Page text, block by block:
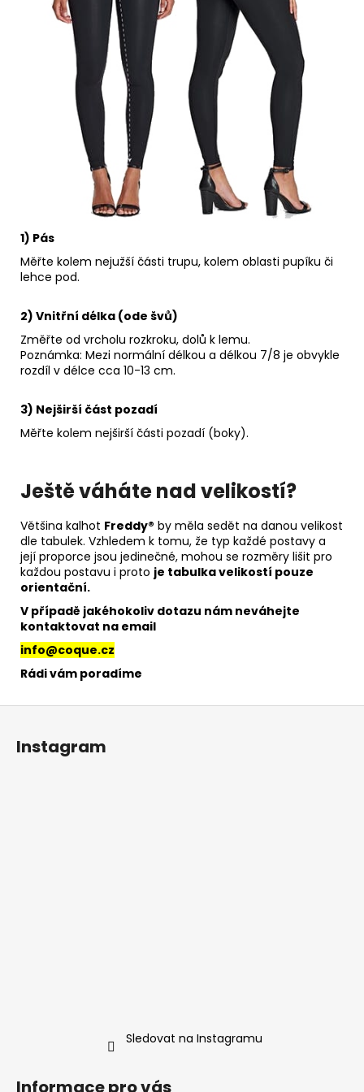
1) Pás
Měřte kolem nejužší části trupu, kolem oblasti pupíku či
lehce pod.
2) Vnitřní délka (ode švů)
Změřte od vrcholu rozkroku, dolů k lemu.
Poznámka: Mezi normální délkou a délkou 7/8 je obvykle
rozdíl v délce cca 10-13 cm.
3) Nejširší část pozadí
Měřte kolem nejširší části pozadí (boky).
Ještě váháte nad velikostí?
Většina kalhot Freddy® by měla sedět na danou velikost
dle tabulek. Vzhledem k tomu, že typ každé postavy a
její proporce jsou jedinečné, mohou se rozměry lišit pro
každou postavu i proto je tabulka velikostí pouze
orientační.
V případě jakéhokoliv dotazu nám neváhejte
kontaktovat na email
info@coque.cz
Rádi vám poradíme
Z
Instagram
Sledovat na Instagramu
Informace pro vás